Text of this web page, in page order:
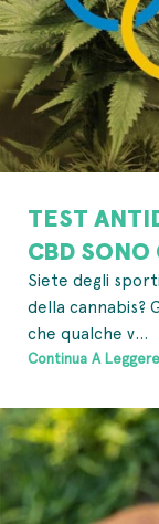
TEST
CBD
Siete degli
della cannabis?
che qualche v...
Continua A Leggere